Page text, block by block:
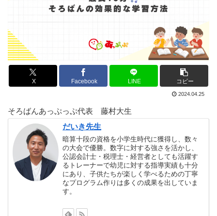
X Facebook LINE コピー
2024.04.25
そろばんあっぷっぷ代表 藤村大生
だいき先生
暗算十段の資格を小学生時代に獲得し、数々
の大会で優勝。数字に対する強さを活かし、
公認会計士・税理士・経営者としても活躍す
るトレーナーで幼児に対する指導実績も十分
にあり、子供たちが楽しく学べるための丁寧
なプログラム作りは多くの成果を出していま
す。